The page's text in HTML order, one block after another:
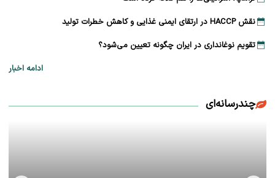
نقش HACCP در ارتقای ایمنی غذایی و کاهش خطرات تولید
تقویم نوغانداری در ایران چگونه تعیین می‌شود؟
ادامه اخبار
چندرسانه‌ای